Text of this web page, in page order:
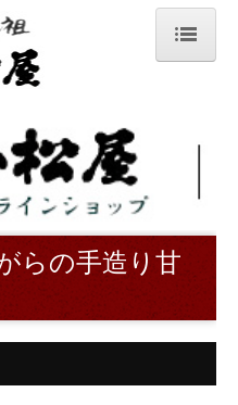
らの手造り甘